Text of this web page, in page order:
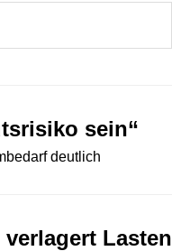
sein“
deutlich
Lasten